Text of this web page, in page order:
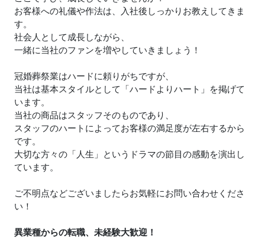
お客様への礼儀や作法は、入社後しっかりお教えしてきま
す。
社会人として成長しながら、
一緒に当社のファンを増やしていきましょう！
冠婚葬祭業はハードに頼りがちですが、
当社は基本スタイルとして「ハードよりハート」を掲げて
います。
当社の商品はスタッフそのものであり、
スタッフのハートによってお客様の満足度が左右するから
です。
大切な方々の「人生」というドラマの節目の感動を演出し
ています。
ご不明点などございましたらお気軽にお問い合わせくださ
い！
異業種からの転職、未経験大歓迎！